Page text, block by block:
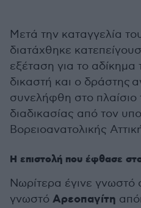
Μετά την καταγγελία
διατάχθηκε
εξέταση για το
δικαστή και ο δράστης
συνελήφθη στο
διαδικασίας από τον
Βορειοανατολικής
Η επιστολή που έφθασε
Νωρίτερα έγινε γνωστό
γνωστό Αρεοπαγίτη